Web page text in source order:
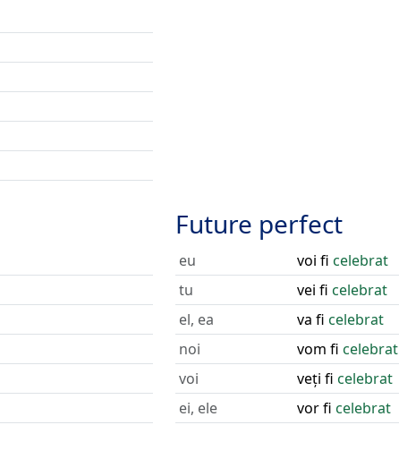
Future perfect
eu voi fi celebrat
tu
vei fi celebrat
el, ea
va fi celebrat
noi
vom fi celebrat
voi
veți fi celebrat
ei, ele
vor fi celebrat